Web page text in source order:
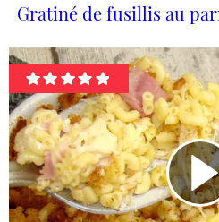
Gratiné de fusillis au